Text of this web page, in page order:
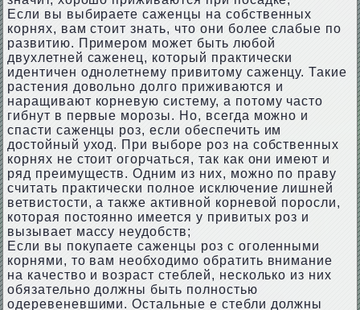
Если вы выбираете саженцы на собственных
корнях, вам стоит знать, что они более слабые по
развитию. Примером может быть любой
двухлетней саженец, который практически
идентичен однолетнему привитому саженцу. Такие
растения довольно долго приживаются и
наращивают корневую систему, а потому часто
гибнут в первые морозы. Но, всегда можно и
спасти саженцы роз, если обеспечить им
достойный уход. При выборе роз на собственных
корнях не стоит огорчаться, так как они имеют и
ряд преимуществ. Одним из них, можно по праву
считать практически полное исключение лишней
ветвистости, а также активной корневой поросли,
которая постоянно имеется у привитых роз и
вызывает массу неудобств;
Если вы покупаете саженцы роз с оголенными
корнями, то вам необходимо обратить внимание
на качество и возраст стеблей, несколько из них
обязательно должны быть полностью
одеревеневшими. Остальные е стебли должны